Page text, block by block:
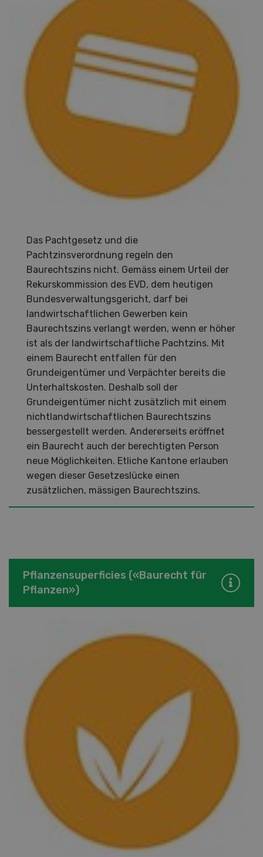
Das Pachtgesetz und die
Pachtzinsverordnung regeln den
Baurechtszins nicht. Gemäss einem Urteil der
Rekurskommission des EVD, dem heutigen
Bundesverwaltungsgericht, darf bei
landwirtschaftlichen Gewerben kein
Baurechtszins verlangt werden, wenn er höher
ist als der landwirtschaftliche Pachtzins. Mit
einem Baurecht entfallen für den
Grundeigentümer und Verpächter bereits die
Unterhaltskosten. Deshalb soll der
Grundeigentümer nicht zusätzlich mit einem
nichtlandwirtschaftlichen Baurechtszins
bessergestellt werden. Andererseits eröffnet
ein Baurecht auch der berechtigten Person
neue Möglichkeiten. Etliche Kantone erlauben
wegen dieser Gesetzeslücke einen
zusätzlichen, mässigen Baurechtszins.
Pflanzensuperficies («Baurecht für
Pflanzen»)